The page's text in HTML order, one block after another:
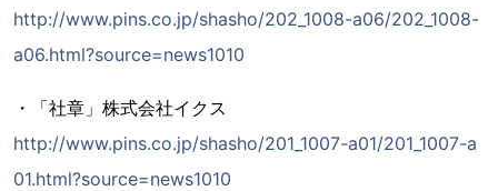
http://www.pins.co.jp/shasho/202_1008-a06/202_1008-
a06.html?source=news1010
・「社章」株式会社イクス
http://www.pins.co.jp/shasho/201_1007-a01/201_1007-a
01.html?source=news1010